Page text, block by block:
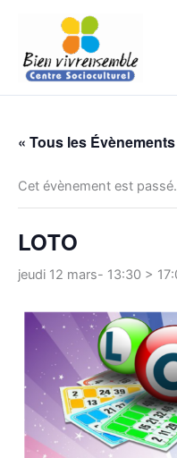
contenu
« Tous les Évènements
Cet évènement est passé.
LOTO
jeudi 12 mars- 13:30 >